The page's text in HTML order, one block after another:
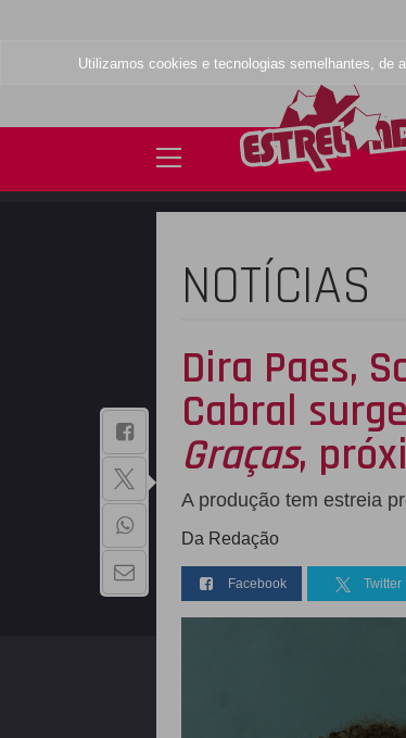
Utilizamos cookies e tecnologias semelhantes, de
NOTÍCIAS
Dira Paes,
Cabral
Graças,
A produção tem estreia
Da Redação
Facebook Twitter
BAIXE NOSSO
APLICATIVO
Copyright - 2026 | Todos os direitos